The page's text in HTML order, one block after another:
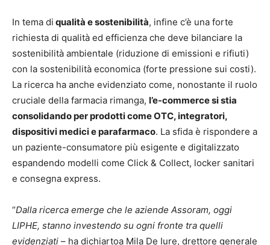
In tema di qualità e sostenibilità, infine c’è una forte
richiesta di qualità ed efficienza che deve bilanciare la
sostenibilità ambientale (riduzione di emissioni e rifiuti)
con la sostenibilità economica (forte pressione sui costi).
La ricerca ha anche evidenziato come, nonostante il ruolo
cruciale della farmacia rimanga, l’e-commerce si stia
consolidando per prodotti come OTC, integratori,
dispositivi medici e parafarmaco. La sfida è rispondere a
un paziente-consumatore più esigente e digitalizzato
espandendo modelli come Click & Collect, locker sanitari
e consegna express.
“Dalla ricerca emerge che le aziende Assoram, oggi
LIPHE, stanno investendo su ogni fronte tra quelli
evidenziati – ha dichiartoa Mila De Iure, drettore generale